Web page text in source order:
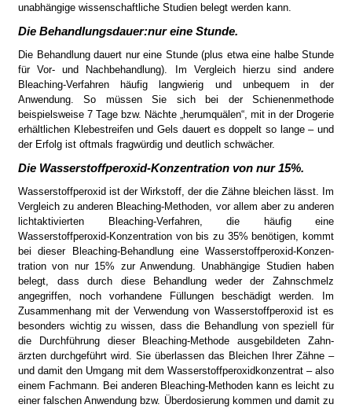
unabhängige wissenschaftliche Studi­en belegt werden kann.
Die Behandlungsdauer:nur eine Stunde.
Die Behandlung dauert nur eine Stunde (plus etwa eine halbe Stunde
für Vor- und Nach­behandlung). Im Vergleich hierzu sind andere
Bleaching-Verfahren häufig langwierig und unbequem in der
Anwendung. So müssen Sie sich bei der Schienenmethode
beispielsweise 7 Tage bzw. Nächte „herumquä­len“, mit in der Drogerie
erhältlichen Klebestreifen und Gels dauert es doppelt so lange – und
der Erfolg ist oftmals frag­würdig und deutlich schwä­cher.
Die Wasserstoffperoxid-Kon­zentration von nur 15%.
Wasserstoffperoxid ist der Wirkstoff, der die Zähne blei­chen lässt. Im
Vergleich zu anderen Bleaching-Methoden, vor allem aber zu anderen
lichtaktivierten Bleaching-Verfahren, die häufig eine
Wasserstoffperoxid-Konzen­tration von bis zu 35% be­nötigen, kommt
bei dieser Bleaching-Behandlung eine Wasserstoffperoxid-Konzen­
tration von nur 15% zur Anwendung. Unabhängige Studien haben
belegt, dass durch diese Behandlung weder der Zahnschmelz
angegriffen, noch vorhandene Füllungen beschädigt werden. Im
Zusammenhang mit der Verwen­dung von Wasserstoffperoxid ist es
besonders wichtig zu wissen, dass die Behandlung von speziell für
die Durchführung dieser Bleaching-Methode ausgebildeten Zahn­
ärzten durchgeführt wird. Sie überlassen das Bleichen Ihrer Zähne –
und damit den Umgang mit dem Wasser­stoff­peroxidkonzentrat – also
einem Fachmann. Bei anderen Bleaching-Methoden kann es leicht zu
einer fal­schen Anwendung bzw. Über­dosierung kommen und damit zu